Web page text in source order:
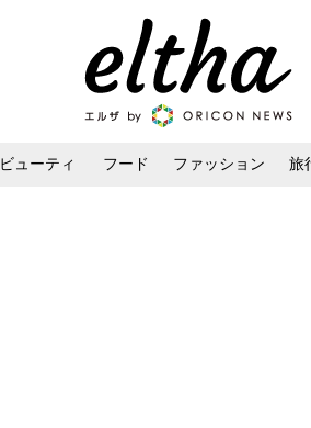
ビューティ フード ファッション 旅